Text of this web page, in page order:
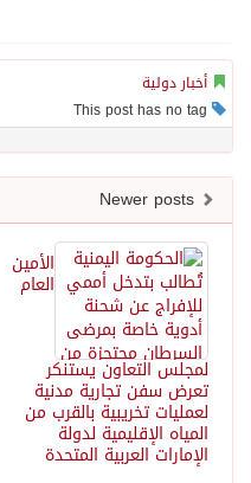
أخبار دولية
الأمين
العام
لمجلس التعاون يستنكر
تعرض سفن تجارية مدنية
لعمليات تخريبية بالقرب من
المياه الإقليمية لدولة
الإمارات العربية المتحدة